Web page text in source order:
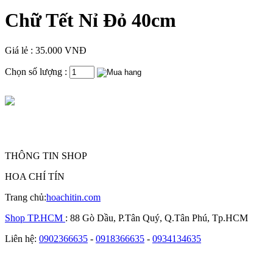
Chữ Tết Nỉ Đỏ 40cm
Giá lẻ : 35.000 VNĐ
Chọn số lượng :
THÔNG TIN SHOP
HOA CHÍ TÍN
Trang chủ:hoachitin.com
Shop TP.HCM : 88 Gò Dầu, P.Tân Quý, Q.Tân Phú, Tp.HCM
Liên hệ: 0902366635 - 0918366635 - 0934134635